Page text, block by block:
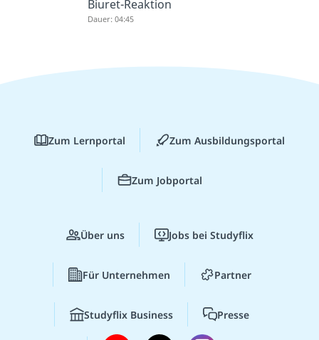
Biuret-Reaktion
Dauer: 04:45
Zum Lernportal Zum Ausbildungsportal
Zum Jobportal
Über uns Jobs bei Studyflix
Für Unternehmen Partner
Studyflix Business Presse